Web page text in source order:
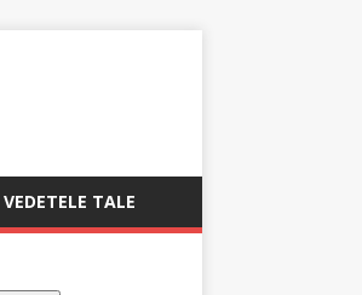
VEDETELE TALE